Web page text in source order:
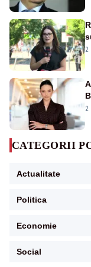
2
2
CATEGORII
Actualitate
Politica
Economie
Social